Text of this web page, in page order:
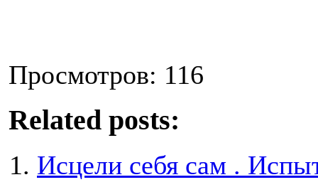
Просмотров: 116
Related posts:
Исцели себя сам .